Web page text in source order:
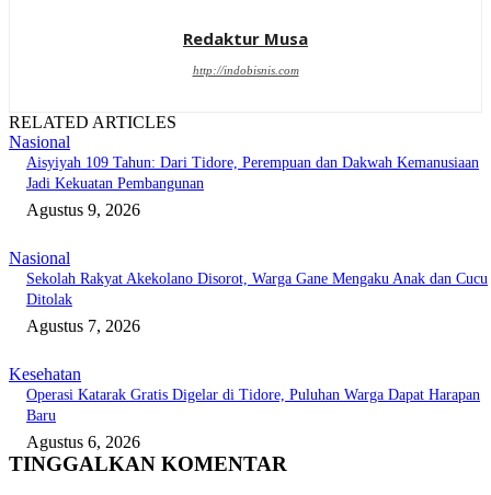
Redaktur Musa
http://indobisnis.com
RELATED ARTICLES
Nasional
Aisyiyah 109 Tahun: Dari Tidore, Perempuan dan Dakwah Kemanusiaan
Jadi Kekuatan Pembangunan
Agustus 9, 2026
Nasional
Sekolah Rakyat Akekolano Disorot, Warga Gane Mengaku Anak dan Cucu
Ditolak
Agustus 7, 2026
Kesehatan
Operasi Katarak Gratis Digelar di Tidore, Puluhan Warga Dapat Harapan
Baru
Agustus 6, 2026
TINGGALKAN KOMENTAR